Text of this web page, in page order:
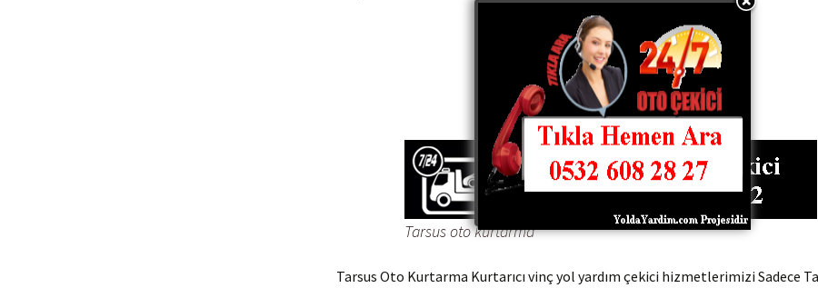
0532 608 21 22
0505 541 41 28
Tarsus oto kurtarma
Tarsus Oto Kurtarma Kurtarıcı vinç yol yardım çekici hizmetlerimizi Sadece